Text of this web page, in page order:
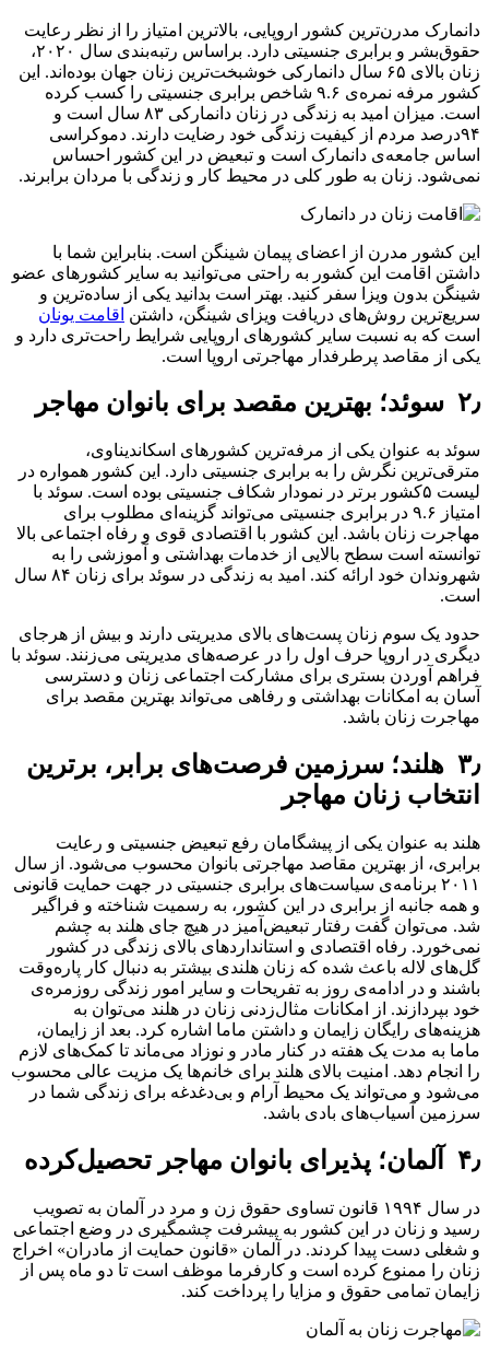
دانمارک مدرن‌ترین کشور اروپایی، بالاترین امتیاز را از نظر رعایت
حقوق‌بشر و برابری جنسیتی دارد. براساس رتبه‌بندی سال ۲۰۲۰،
زنان بالای ۶۵ سال دانمارکی خوشبخت‌ترین زنان جهان بوده‌اند. این
کشور مرفه نمره‌ی ۹.۶ شاخص برابری جنسیتی را کسب کرده
است. میزان امید به زندگی در زنان دانمارکی ۸۳ سال است و
۹۴درصد مردم از کیفیت زندگی خود رضایت دارند. دموکراسی
اساس جامعه‌ی دانمارک است و تبعیض در این کشور احساس
نمی‌شود. زنان به طور کلی در محیط کار و زندگی با مردان برابرند.
این کشور مدرن از اعضای پیمان شینگن است. بنابراین شما با
داشتن اقامت این کشور به راحتی می‌توانید به سایر کشورهای عضو
شینگن بدون ویزا سفر کنید. بهتر است بدانید یکی از ساده‌ترین و
سریع‌ترین روش‌های دریافت ویزای شینگن، داشتن اقامت یونان
است که به نسبت سایر کشورهای اروپایی شرایط راحت‌تری دارد و
یکی از مقاصد پرطرفدار مهاجرتی اروپا است.
۲٫ سوئد؛ بهترین مقصد برای بانوان مهاجر
سوئد به عنوان یکی از مرفه‌ترین کشورهای اسکاندیناوی،
مترقی‌ترین نگرش را به برابری جنسیتی دارد. این کشور همواره در
لیست ۵کشور برتر در نمودار شکاف جنسیتی بوده است. سوئد با
امتیاز ۹.۶ در برابری جنسیتی می‌تواند گزینه‌ای مطلوب برای
مهاجرت زنان باشد. این کشور با اقتصادی قوی و رفاه اجتماعی بالا
توانسته است سطح بالایی از خدمات بهداشتی و آموزشی را به
شهروندان خود ارائه کند. امید به زندگی در سوئد برای زنان ۸۴ سال
است.
حدود یک سوم زنان پست‌های بالای مدیریتی دارند و بیش از هرجای
دیگری در اروپا حرف اول را در عرصه‌های مدیریتی می‌زنند. سوئد با
فراهم‌ آوردن بستری برای مشارکت اجتماعی زنان و دسترسی
آسان به امکانات بهداشتی و رفاهی می‌تواند بهترین مقصد برای
مهاجرت زنان باشد.
۳٫ هلند؛ سرزمین فرصت‌های برابر، برترین
انتخاب زنان مهاجر
هلند به عنوان یکی از پیشگامان رفع تبعیض جنسیتی و رعایت
برابری، از بهترین مقاصد مهاجرتی بانوان محسوب می‌شود. از سال
۲۰۱۱ برنامه‌ی سیاست‌های برابری جنسیتی در جهت حمایت قانونی
و همه جانبه از برابری در این کشور، به رسمیت شناخته و فراگیر
شد. می‌توان گفت رفتار تبعیض‌آمیز در هیچ جای هلند به چشم
نمی‌خورد. رفاه اقتصادی و استانداردهای بالای زندگی در کشور
گل‌های لاله باعث شده که زنان هلندی بیشتر به دنبال کار پاره‌وقت
باشند و در ادامه‌ی روز به تفریحات و سایر امور زندگی روزمره‌ی
خود بپردازند. از امکانات مثال‌زدنی زنان در هلند می‌توان به
هزینه‌های رایگان زایمان و داشتن ماما اشاره کرد. بعد از زایمان،
ماما به مدت یک هفته در کنار مادر و نوزاد می‌ماند تا کمک‌های لازم
را انجام دهد. امنیت بالای هلند برای خانم‌ها یک مزیت عالی محسوب
می‌شود و می‌تواند یک محیط آرام و بی‌دغدغه برای زندگی شما در
سرزمین آسیاب‌های بادی باشد.
۴٫ آلمان؛ پذیرای بانوان مهاجر تحصیل‌کرده
در سال ۱۹۹۴ قانون تساوی حقوق زن و مرد در آلمان به تصویب
رسید و زنان در این کشور به پیشرفت چشمگیری در وضع اجتماعی
و شغلی دست پیدا کردند. در آلمان «قانون حمایت از مادران» اخراج
زنان را ممنوع کرده است و کارفرما موظف است تا دو ماه پس از
زایمان تمامی حقوق و مزایا را پرداخت کند.